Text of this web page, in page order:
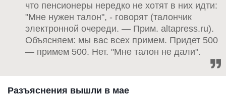
что пенсионеры нередко не хотят в них идти:
"Мне нужен талон", - говорят (талончик
электронной очереди. — Прим. altapress.ru).
Объясняем: мы вас всех примем. Придет 500
— примем 500. Нет. "Мне талон не дали".
Разъяснения вышли в мае